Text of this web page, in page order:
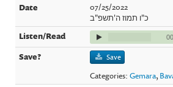
07/25/2022
כ"ו תמוז ה'תשפ"ב
Save
Categories:Gemara,